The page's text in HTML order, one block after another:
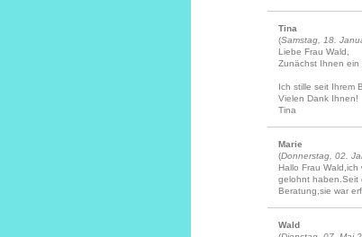
Tina
(Samstag, 18.
Liebe Frau Wald,
Zunächst Ihnen ein
Ich stille seit Ihrem
Vielen Dank Ihnen!
Tina
Marie
(Donnerstag, 02.
Hallo Frau
gelohnt haben.Seit
Beratung,sie war
Wald